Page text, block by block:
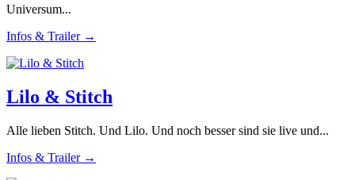
Universum...
Infos & Trailer →
Lilo & Stitch
Alle lieben Stitch. Und Lilo. Und noch besser sind sie live und...
Infos & Trailer →